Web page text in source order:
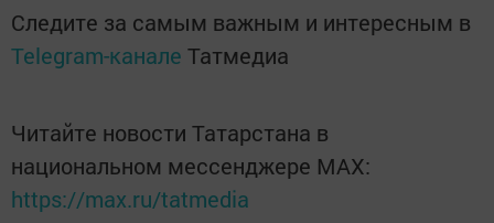
Следите за самым важным и интересным в
Telegram-канале Татмедиа
Читайте новости Татарстана в
национальном мессенджере MАХ:
https://max.ru/tatmedia